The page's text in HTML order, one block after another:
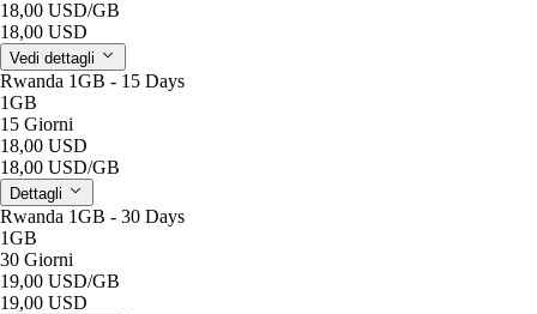
18,00 USD/GB
18,00 USD
Vedi dettagli
Rwanda 1GB - 15 Days
1GB
15 Giorni
18,00 USD
18,00 USD/GB
Dettagli
Rwanda 1GB - 30 Days
1GB
30 Giorni
19,00 USD/GB
19,00 USD